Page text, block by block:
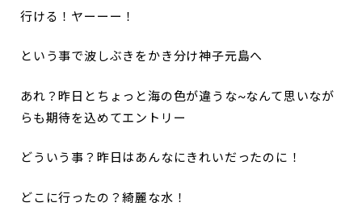
行ける！ヤーーー！
という事で波しぶきをかき分け神子元島へ
あれ？昨日とちょっと海の色が違うな~なんて思いなが
らも期待を込めてエントリー
どういう事？昨日はあんなにきれいだったのに！
どこに行ったの？綺麗な水！